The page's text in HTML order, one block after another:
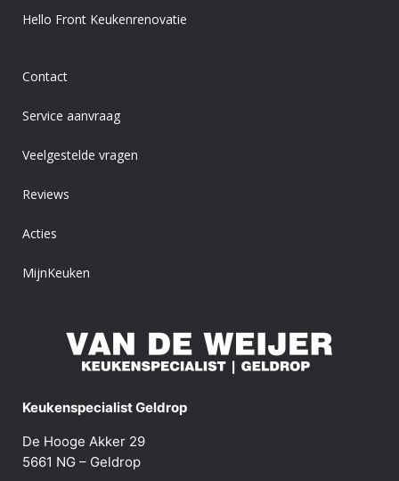
Hello Front Keukenrenovatie
Contact
Service aanvraag
Veelgestelde vragen
Reviews
Acties
MijnKeuken
Keukenspecialist Geldrop
De Hooge Akker 29
5661 NG – Geldrop